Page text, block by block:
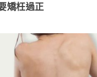
矯枉過正